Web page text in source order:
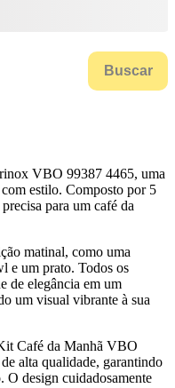
Buscar
VBO 99387 4465, uma
estilo. Composto por 5
para um café da
matinal, como uma
e um prato. Todos os
de elegância em um
um visual vibrante à sua
Café da Manhã VBO
alta qualidade, garantindo
O design cuidadosamente